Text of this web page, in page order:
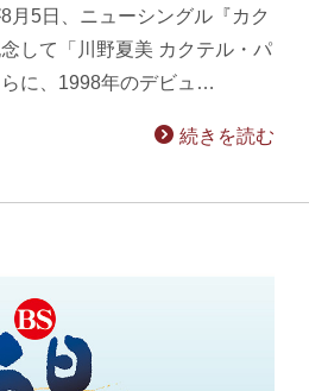
月5日、ニューシングル『カク
して「川野夏美 カクテル・パ
に、1998年のデビュ…
続きを読む